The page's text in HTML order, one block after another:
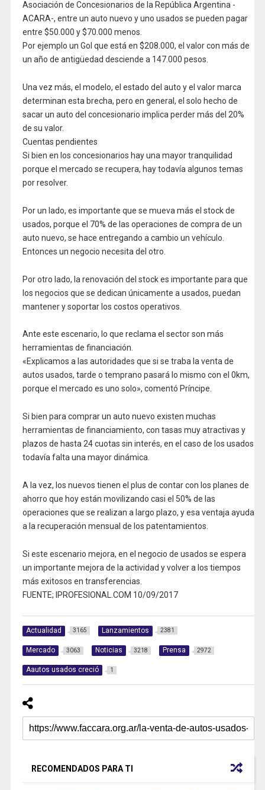
Asociación de Concesionarios de la República Argentina -
ACARA-, entre un auto nuevo y uno usados se pueden pagar
entre $50.000 y $70.000 menos.
Por ejemplo un Gol que está en $208.000, el valor con más de
un año de antigüedad desciende a 147.000 pesos.
Una vez más, el modelo, el estado del auto y el valor marca
determinan esta brecha, pero en general, el solo hecho de
sacar un auto del concesionario implica perder más del 20%
de su valor.
Cuentas pendientes
Si bien en los concesionarios hay una mayor tranquilidad
porque el mercado se recupera, hay todavía algunos temas
por resolver.
Por un lado, es importante que se mueva más el stock de
usados, porque el 70% de las operaciones de compra de un
auto nuevo, se hace entregando a cambio un vehículo.
Entonces un negocio necesita del otro.
Por otro lado, la renovación del stock es importante para que
los negocios que se dedican únicamente a usados, puedan
mantener y soportar los costos operativos.
Ante este escenario, lo que reclama el sector son más
herramientas de financiación.
«Explicamos a las autoridades que si se traba la venta de
autos usados, tarde o temprano pasará lo mismo con el 0km,
porque el mercado es uno solo», comentó Príncipe.
Si bien para comprar un auto nuevo existen muchas
herramientas de financiamiento, con tasas muy atractivas y
plazos de hasta 24 cuotas sin interés, en el caso de los usados
todavía falta una mayor dinámica.
A la vez, los nuevos tienen el plus de contar con los planes de
ahorro que hoy están movilizando casi el 50% de las
operaciones que se realizan a largo plazo, y esa ventaja ayuda
a la recuperación mensual de los patentamientos.
Si este escenario mejora, en el negocio de usados se espera
un importante mejora de la actividad y volver a los tiempos
más exitosos en transferencias.
FUENTE; IPROFESIONAL.COM 10/09/2017
Actualidad 3165 Lanzamientos 2381
Mercado 3063 Noticias 3218 Prensa 2972
Aautos usados creció 1
RECOMENDADOS PARA TI